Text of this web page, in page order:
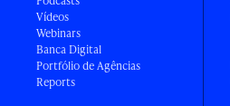
Vídeos
Webinars
Banca Digital
Portfólio de Agências
Reports